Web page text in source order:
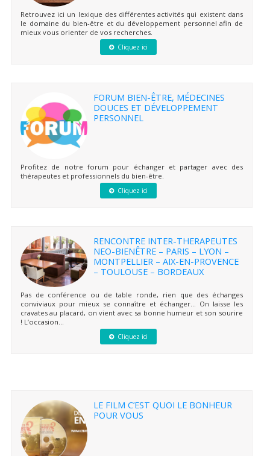
Retrouvez ici un lexique des différentes activités qui existent dans
le domaine du bien-être et du développement personnel afin de
mieux vous orienter de vos recherches.
Cliquez ici
FORUM BIEN-ÊTRE, MÉDECINES
DOUCES ET DÉVELOPPEMENT
PERSONNEL
Profitez de notre forum pour échanger et partager avec des
thérapeutes et professionnels du bien-être.
Cliquez ici
RENCONTRE INTER-THERAPEUTES
NEO-BIENÊTRE – PARIS – LYON –
MONTPELLIER – AIX-EN-PROVENCE
– TOULOUSE – BORDEAUX
Pas de conférence ou de table ronde, rien que des échanges
conviviaux pour mieux se connaître et échanger… On laisse les
cravates au placard, on vient avec sa bonne humeur et son sourire
! L’occasion...
Cliquez ici
LE FILM C’EST QUOI LE BONHEUR
POUR VOUS